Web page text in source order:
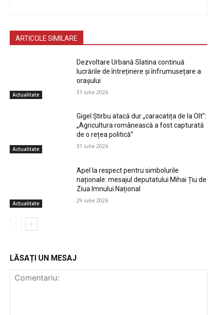
ARTICOLE SIMILARE
Actualitate
Dezvoltare Urbană Slatina continuă
lucrările de întreținere și înfrumusețare a
orașului
31 iulie 2026
Actualitate
Gigel Știrbu atacă dur „caracatița de la Olt”:
„Agricultura românească a fost capturată
de o rețea politică”
31 iulie 2026
Actualitate
Apel la respect pentru simbolurile
naționale: mesajul deputatului Mihai Țiu de
Ziua Imnului Național
29 iulie 2026
LĂSAȚI UN MESAJ